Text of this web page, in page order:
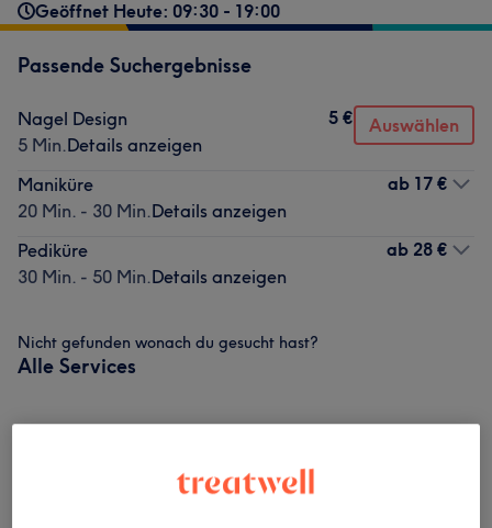
Geöffnet Heute: 09:30 - 19:00
Passende Suchergebnisse
Nagel Design
5 Min.Details anzeigen
5 € Auswählen
Maniküre
20 Min. - 30 Min.Details anzeigen
ab 17 €
Pediküre
30 Min. - 50 Min.Details anzeigen
ab 28 €
Nicht gefunden wonach du gesucht hast?
Alle Services
6)